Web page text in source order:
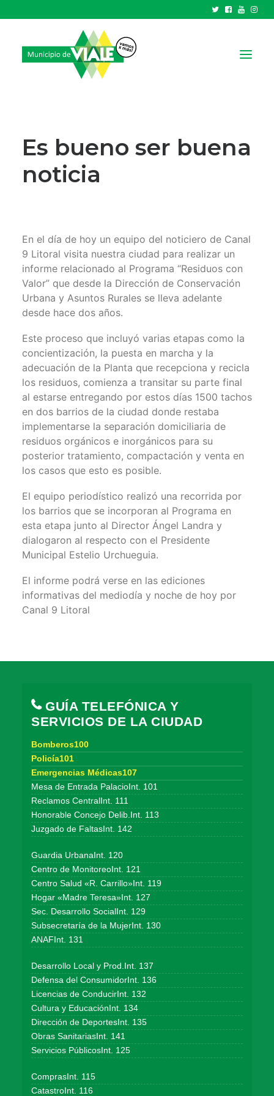
GOBIERNO
HCD
TRÁMITES Y SERVICIOS
RECAUDACIONES
Es bueno ser buena
noticia
En el día de hoy un equipo del noticiero de Canal
9 Litoral visita nuestra ciudad para realizar un
informe relacionado al Programa “Residuos con
Valor” que desde la Dirección de Conservación
Urbana y Asuntos Rurales se lleva adelante
desde hace dos años.
Este proceso que incluyó varias etapas como la
concientización, la puesta en marcha y la
adecuación de la Planta que recepciona y recicla
los residuos, comienza a transitar su parte final
al estarse entregando por estos días 1500 tachos
en dos barrios de la ciudad donde restaba
implementarse la separación domiciliaria de
residuos orgánicos e inorgánicos para su
posterior tratamiento, compactación y venta en
los casos que esto es posible.
El equipo periodístico realizó una recorrida por
los barrios que se incorporan al Programa en
esta etapa junto al Director Ángel Landra y
dialogaron al respecto con el Presidente
Municipal Estelio Urchueguia.
El informe podrá verse en las ediciones
informativas del mediodía y noche de hoy por
Canal 9 Litoral
GUÍA TELEFÓNICA Y
SERVICIOS DE LA CIUDAD
Bomberos100
Policía101
Emergencias Médicas107
Mesa de Entrada PalacioInt. 101
Reclamos CentralInt. 111
Honorable Concejo Delib.Int. 113
Juzgado de FaltasInt. 142
Guardia UrbanaInt. 120
Centro de MonitoreoInt. 121
Centro Salud «R. Carrillo»Int. 119
Hogar «Madre Teresa»Int. 127
Sec. Desarrollo SocialInt. 129
Subsecretaría de la MujerInt. 130
ANAFInt. 131
Desarrollo Local y Prod.Int. 137
Defensa del ConsumidorInt. 136
Licencias de ConducirInt. 132
Cultura y EducaciónInt. 134
Dirección de DeportesInt. 135
Obras SanitariasInt. 141
Servicios PúblicosInt. 125
ComprasInt. 115
CatastroInt. 116